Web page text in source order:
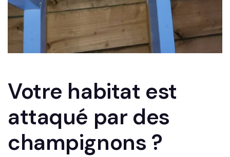
Votre habitat est
attaqué par des
champignons ?